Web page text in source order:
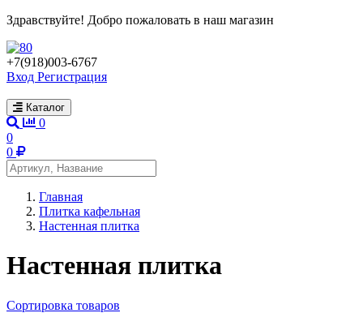
Здравствуйте! Добро пожаловать в наш магазин
+7(918)003-6767
Вход Регистрация
Каталог
0
0
0
Главная
Плитка кафельная
Настенная плитка
Настенная плитка
Сортировка товаров